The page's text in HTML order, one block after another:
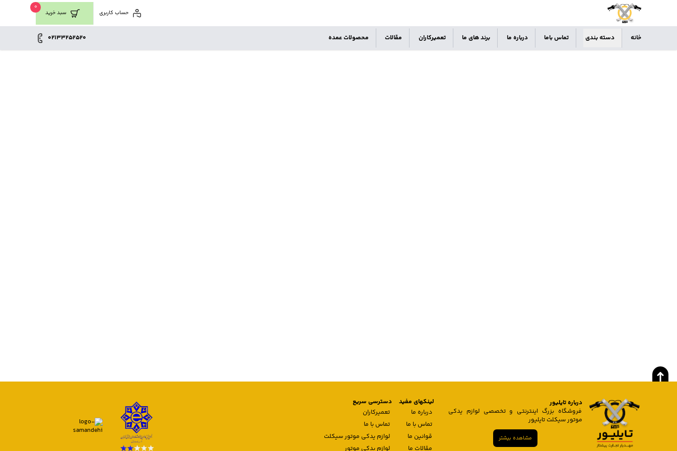
سبد خرید
0
حساب کاربری
خانه دسته بندی تماس باما درباره ما برند های ما تعمیرکاران مقالات محصولات عمده 02133252520
درباره تایلیور
فروشگاه بزرگ اینترنتی و تخصصی لوازم یدکی
موتور سیکلت تایلیور
مشاهده بیشتر
لینکهای مفید
درباره ما
تماس با ما
قوانین ما
مقالات ما
دسترسی سریع
تعمیرکاران
تماس با ما
لوازم یدکی موتور سیکلت
لوازم یدکی موتور